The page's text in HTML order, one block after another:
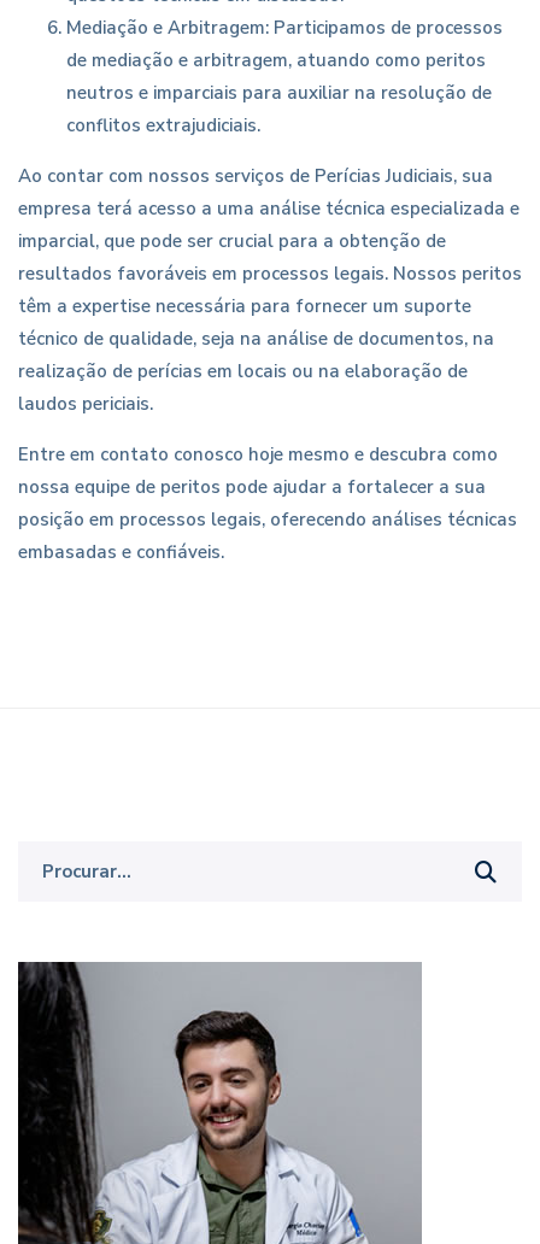
Mediação e Arbitragem: Participamos de processos
de mediação e arbitragem, atuando como peritos
neutros e imparciais para auxiliar na resolução de
conflitos extrajudiciais.
Ao contar com nossos serviços de Perícias Judiciais, sua
empresa terá acesso a uma análise técnica especializada e
imparcial, que pode ser crucial para a obtenção de
resultados favoráveis em processos legais. Nossos peritos
têm a expertise necessária para fornecer um suporte
técnico de qualidade, seja na análise de documentos, na
realização de perícias em locais ou na elaboração de
laudos periciais.
Entre em contato conosco hoje mesmo e descubra como
nossa equipe de peritos pode ajudar a fortalecer a sua
posição em processos legais, oferecendo análises técnicas
embasadas e confiáveis.